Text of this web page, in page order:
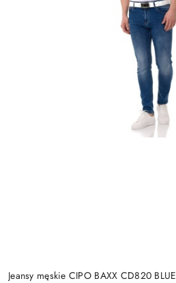
Jeansy męskie CIPO BAXX CD820 BLUE